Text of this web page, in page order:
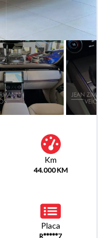
Km
44.000 KM
Placa
R*****7